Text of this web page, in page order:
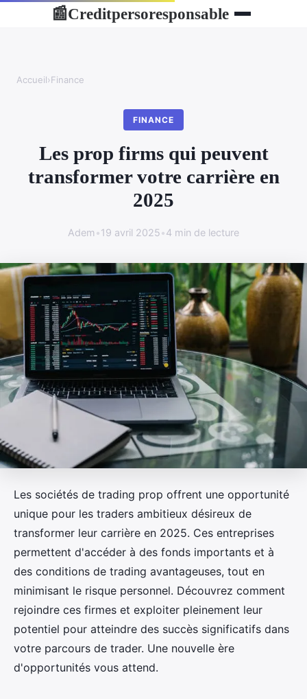
📰Creditpersoresponsable
Accueil›Finance
FINANCE
Les prop firms qui peuvent
transformer votre carrière en
2025
Adem •19 avril 2025•4 min de lecture
Les sociétés de trading prop offrent une opportunité
unique pour les traders ambitieux désireux de
transformer leur carrière en 2025. Ces entreprises
permettent d'accéder à des fonds importants et à
des conditions de trading avantageuses, tout en
minimisant le risque personnel. Découvrez comment
rejoindre ces firmes et exploiter pleinement leur
potentiel pour atteindre des succès significatifs dans
votre parcours de trader. Une nouvelle ère
d'opportunités vous attend.